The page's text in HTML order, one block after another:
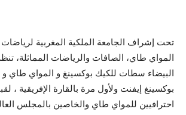
تحت إشراف الجامعة الملكية المغربية لرياضات
المواي طاي، الصافات والرياضات المماثلة،
البيضاء سطات للكيك بوكسينغ و المواي طاي
بوكسينغ إيفنت ولأول مرة بالقارة الإفريقية ،